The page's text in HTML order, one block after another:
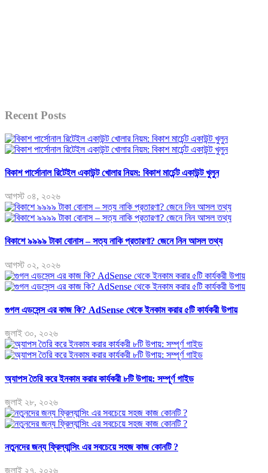
Recent Posts
বিকাশ পার্সোনাল রিটেইল একাউন্ট খোলার নিয়ম: বিকাশ মার্চেন্ট একাউন্ট খুলুন
আগস্ট ০৪, ২০২৬
বিকাশে ৯৯৯৯ টাকা বোনাস – সত্য নাকি প্রতারণা? জেনে নিন আসল তথ্য
আগস্ট ০২, ২০২৬
গুগল এডসেন্স এর কাজ কি? AdSense থেকে ইনকাম করার ৫টি কার্যকরী উপায়
জুলাই ৩০, ২০২৬
অ্যাপস তৈরি করে ইনকাম করার কার্যকরী ৮টি উপায়: সম্পূর্ণ গাইড
জুলাই ২৮, ২০২৬
নতুনদের জন্য ফ্রিল্যান্সিং এর সবচেয়ে সহজ কাজ কোনটি ?
জুলাই ২৭, ২০২৬